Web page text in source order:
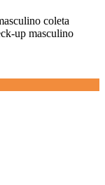
coleta
up masculino